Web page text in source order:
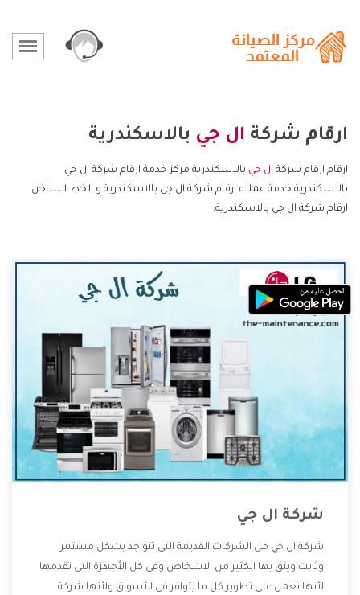
ارقام شركة ال جي بالاسكندرية
ارقام ارقام شركة ال جي بالاسكندرية مركز خدمة ارقام شركة ال جي
بالاسكندرية خدمة عملاء ارقام شركة ال جي بالاسكندرية و الخط الساخن
ارقام شركة ال جي بالاسكندرية.
شركة ال جي
شركة ال جي من الشركات القديمة التى تتواجد بشكل مستمر
وثابت ويثق بها الكثير من الاشخاص وفى كل الأجهزة التى تقدمها
لأنها تعمل على تطوير كل ما يتوافر فى الأسواق ولأنها شركة